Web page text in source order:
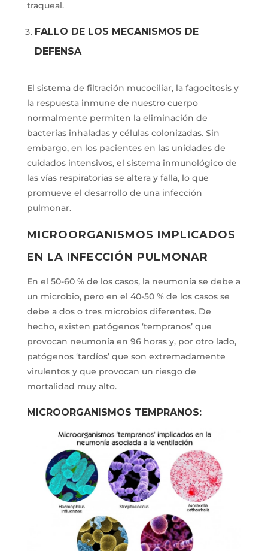
traqueal.
FALLO DE LOS MECANISMOS DE
DEFENSA
El sistema de filtración mucociliar, la fagocitosis y
la respuesta inmune de nuestro cuerpo
normalmente permiten la eliminación de
bacterias inhaladas y células colonizadas. Sin
embargo, en los pacientes en las unidades de
cuidados intensivos, el sistema inmunológico de
las vías respiratorias se altera y falla, lo que
promueve el desarrollo de una infección
pulmonar.
MICROORGANISMOS IMPLICADOS
EN LA INFECCIÓN PULMONAR
En el 50-60 % de los casos, la neumonía se debe a
un microbio, pero en el 40-50 % de los casos se
debe a dos o tres microbios diferentes. De
hecho, existen patógenos ‘tempranos’ que
provocan neumonía en 96 horas y, por otro lado,
patógenos ‘tardíos’ que son extremadamente
virulentos y que provocan un riesgo de
mortalidad muy alto.
MICROORGANISMOS TEMPRANOS: